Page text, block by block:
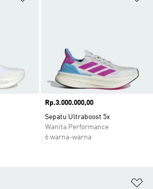
Harga
Rp.3.000.000,00
Sepatu Ultraboost 5x
Wanita Performance
6 warna-warna